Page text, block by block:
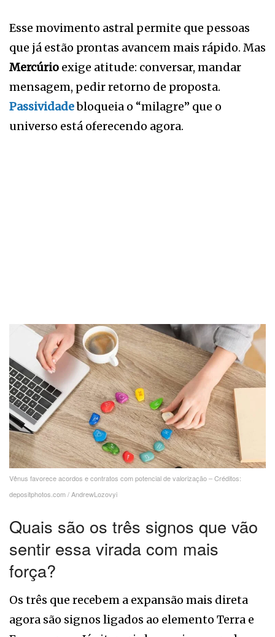
Esse movimento astral permite que pessoas
que já estão prontas avancem mais rápido. Mas
Mercúrio exige atitude: conversar, mandar
mensagem, pedir retorno de proposta.
Passividadebloqueia o “milagre” que o
universo está oferecendo agora.
Vênus favorece acordos e contratos com potencial de valorização – Créditos:
depositphotos.com / AndrewLozovyi
Quais são os três signos que vão
sentir essa virada com mais
força?
Os três que recebem a expansão mais direta
agora são signos ligados ao elemento Terra e